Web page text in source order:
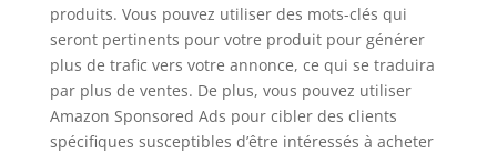
produits. Vous pouvez utiliser des mots-clés qui
seront pertinents pour votre produit pour générer
plus de trafic vers votre annonce, ce qui se traduira
par plus de ventes. De plus, vous pouvez utiliser
Amazon Sponsored Ads pour cibler des clients
spécifiques susceptibles d’être intéressés à acheter